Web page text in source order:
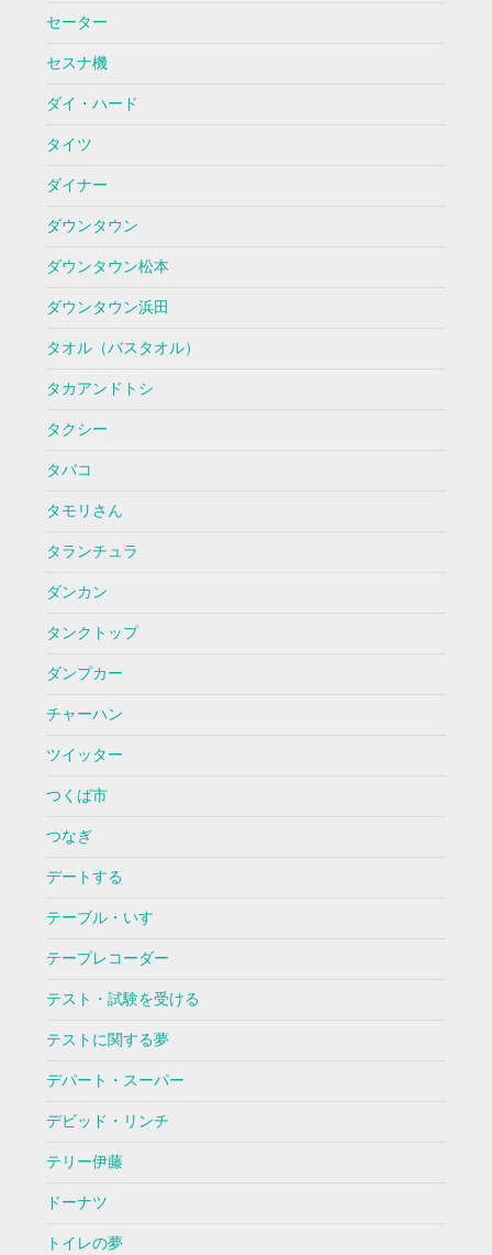
セーター
セスナ機
ダイ・ハード
タイツ
ダイナー
ダウンタウン
ダウンタウン松本
ダウンタウン浜田
タオル（バスタオル）
タカアンドトシ
タクシー
タバコ
タモリさん
タランチュラ
ダンカン
タンクトップ
ダンプカー
チャーハン
ツイッター
つくば市
つなぎ
デートする
テーブル・いす
テープレコーダー
テスト・試験を受ける
テストに関する夢
デパート・スーパー
デビッド・リンチ
テリー伊藤
ドーナツ
トイレの夢